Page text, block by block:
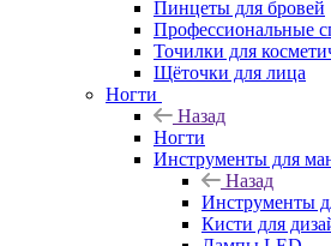
Пинцеты для бровей
Профессиональные
Точилки для
Щёточки для лица
Ногти
Назад
Ногти
Инструменты для
Назад
Инструменты
Кисти для